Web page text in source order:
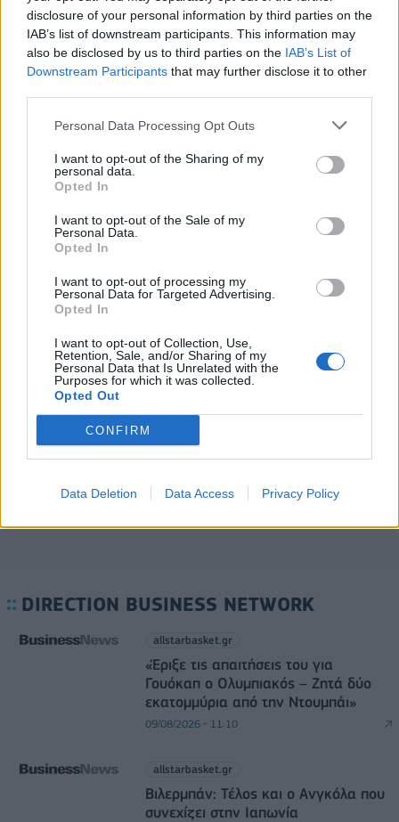
disclosure of your personal information by third parties on the
IAB’s list of downstream participants. This information may
also be disclosed by us to third parties on the IAB’s List of
Downstream Participants that may further disclose it to other
Personal Data Processing Opt Outs
I want to opt-out of the Sharing of my
personal data.
Opted In
I want to opt-out of the Sale of my
Personal Data.
Opted In
I want to opt-out of processing my
Personal Data for Targeted Advertising.
Opted In
I want to opt-out of Collection, Use,
Retention, Sale, and/or Sharing of my
Personal Data that Is Unrelated with the
Purposes for which it was collected.
Opted Out
CONFIRM
Data Deletion Data Access Privacy Policy
Αλ. Τσίπρας: Στις 2 Σεπτεμβρίου η παρουσίαση του
οικονομικού προγράμματος της ΕΛ.Α.Σ. στη
Θεσσαλονίκη
09/08/2026 - 10:03 ΠΟΛΙΤΙΚΗ
Ισπανία – Ιταλία: Κλιμακώνεται η αντιπαράθεση
για το μεταναστευτικό με αμοιβαίους συνοριακούς
09/08/2026 - 10:29 ΚΟΣΜΟΣ
Στα 15 δισ. ευρώ ο στόχος για νέα δάνεια το 2026
- Η «ακτινογραφία» της κερδοφορίας των
τραπεζών το α΄ εξάμηνο
Υπ. Μεταφορών: Οριστική λύση στο ζήτημα των
πινακίδων κυκλοφορίας - Τέλος στις χρονοβόρες
09/08/2026 - 11:18 ΕΛΛΑΔΑ
Από τη Δυτική Αττική στη Νότια Γαλλία : Οι
τα πύρινα μέτωπα
DIRECTION BUSINESS NETWORK
allstarbasket.gr
«Έριξε τις απαιτήσεις του για
Γουόκαπ ο Ολυμπιακός – Ζητά δύο
εκατομμύρια από την Ντουμπάι»
09/08/2026 - 11:10
allstarbasket.gr
Βιλερμπάν: Τέλος και ο Ανγκόλα που
συνεχίζει στην Ιαπωνία